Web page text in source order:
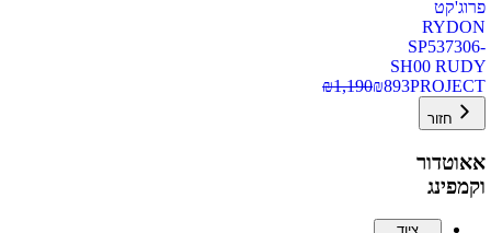
פרוג'קט
RYDON
SP537306-
SH00 RUDY
PROJECT
₪893
₪1,190
חזור
אאוטדור
וקמפינג